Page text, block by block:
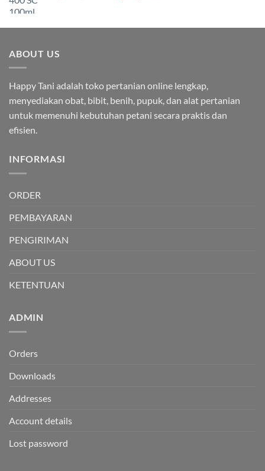
Rp103,000.00.adalah:
ABOUT US
Happy Tani adalah toko pertanian online lengkap,
menyediakan obat, bibit, benih, pupuk, dan alat pertanian
untuk memenuhi kebutuhan petani secara praktis dan
efisien.
INFORMASI
ORDER
PEMBAYARAN
PENGIRIMAN
ABOUT US
KETENTUAN
ADMIN
Orders
Downloads
Addresses
Account details
Lost password